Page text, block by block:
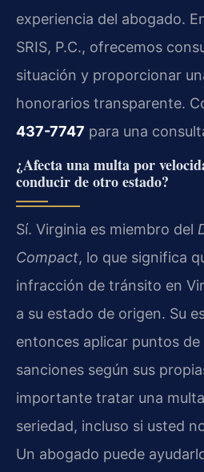
experiencia del abogado.
SRIS, P.C., ofrecemos
situación y proporcionar
honorarios transparente.
437-7747 para una
¿Afecta una multa por
conducir de otro estado?
Sí. Virginia es miembro del
Compact, lo que significa
infracción de tránsito en
a su estado de origen. Su
entonces aplicar puntos
sanciones según sus
importante tratar una
seriedad, incluso si usted
Un abogado puede